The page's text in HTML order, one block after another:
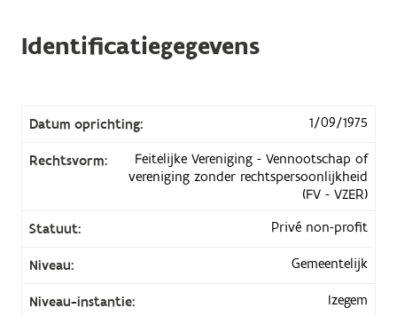
Identificatiegegevens
Datum oprichting: 1/09/1975
Rechtsvorm:
Feitelijke Vereniging - Vennootschap of
vereniging zonder rechtspersoonlijkheid
(FV - VZER)
Statuut:
Privé non-profit
Niveau: Gemeentelijk
Niveau-instantie: Izegem